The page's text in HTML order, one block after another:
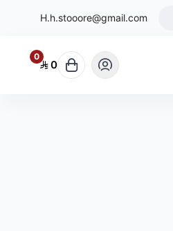
H.h.stooore@gmail.com
0
0